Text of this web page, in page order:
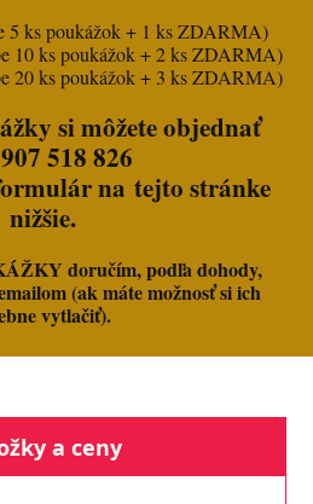
5 ks poukážok + 1 ks ZDARMA)
10 ks poukážok + 2 ks ZDARMA)
20 ks poukážok + 3 ks ZDARMA)
si môžete objednať
518 826
na tejto stránke
nižšie.
doručím, podľa dohody,
(ak máte možnosť si ich
vytlačiť).
a ceny